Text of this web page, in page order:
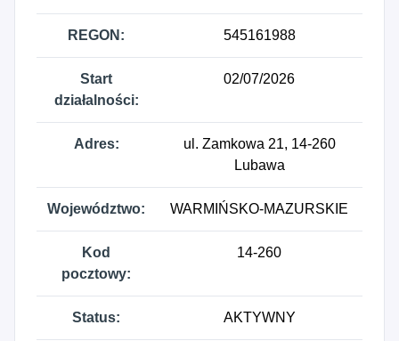
REGON: 545161988
Start
działalności:
02/07/2026
Adres:
ul. Zamkowa 21, 14-260
Lubawa
Województwo: WARMIŃSKO-MAZURSKIE
Kod
pocztowy:
14-260
Status: AKTYWNY